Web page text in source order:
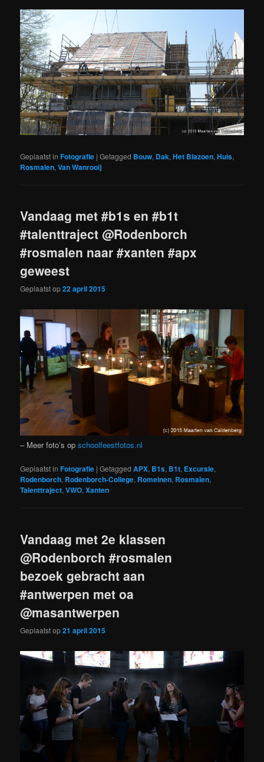
Geplaatst in Fotografie |Getagged Bouw, Dak,Het Blazoen,Huis,
Rosmalen,Van Wanrooij
Vandaag met #b1s en #b1t
#talenttraject @Rodenborch
#rosmalen naar #xanten #apx
geweest
Geplaatst op22 april 2015
– Meer foto’s opschoolfeestfotos.nl
Geplaatst in Fotografie |Getagged APX, B1s, B1t, Excursie,
Rodenborch, Rodenborch-College, Romeinen, Rosmalen,
Talenttraject,VWO,Xanten
Vandaag met 2e klassen
@Rodenborch #rosmalen
bezoek gebracht aan
#antwerpen met oa
@masantwerpen
Geplaatst op21 april 2015